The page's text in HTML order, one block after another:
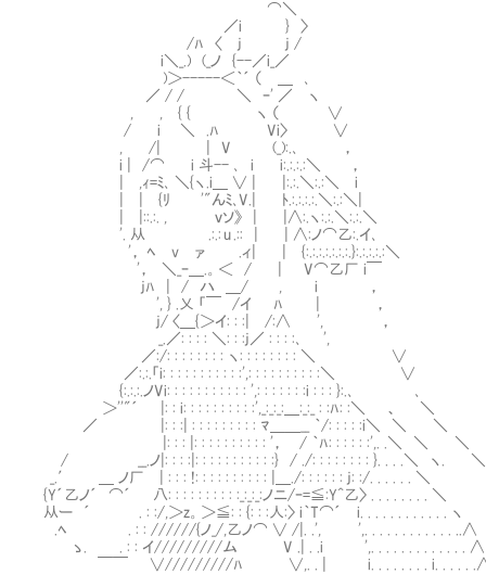
⌒＼
／i } 〉
/ﾊ 〈 j j /
i＼_.) (_ノ {--／i_／
)＞-----＜｀´ （ ＿ ､
／ / / ＼ ｰ' ／ ヽ
, , { { ヽ （ ∨
/ i ＼ .ﾊ Vi〉 ∨
, /| | V (_):.､ ，
i | /⌒ i 斗-- ､ i i:.:.:.:＼ ， んん
| ,ｨ=ﾐ､ ＼{ヽ.i＿ ∨ | |:.:.＼:.:＼ i
| | {ﾘ '"んﾐ､V.| ﾄ.:.:.:.:.＼:.:＼| これって
| |::.:. , ｖソ》 | |∧:.ヽ:.:.＼:.:.＼
'. 从 .:.: u .:: | | ∧:ノ⌒乙:.イ､ あ
'， ﾍ v ァ .ィ| | {:.:.:.:.:.:.:.}:.:.:.:.:＼
'， ＼_ｰ＿.。＜ / | V⌒乙厂 i￣
jﾊ | / ハ ＿/ , i ，
', } .乂 「￣ /イ ﾊ | ，
j/ 〈＿{＞イ: : :| /:∧ ', ，
_.／: : : : ＼: : :j／ : : : :､ ',
／:/: : : : : : : : ヽ: : : : : : : : ＼ ∨
／:.:.「i: : : : : : : : : : :',: : : : : : : : : :＼ ∨
{:.:.:.ノVi: : : : : : : : : : : ',: : : : : : :i : : : }:.､ ､
＞''"´ |: : i: : : : : : : : : :',_:_:_:＿:_:_ : :ﾊ: :＼ 、 ＼
／ |: : :| : : : : : : : : : ﾏ＿＿__ ｀/: : : : :i＼ ＼ ＼
|: : : |: : : : : : : : : : '， / ｀ﾊ: : : : : :',. .＼ ＼ ＼
/ __.ノ|: : : :|: : : : : : : : : : :} / ./: : : : : : : : }. . . .＼ ヽ. ＼
_.′ ＿ ノ厂 | : : : !: : : : : : : : : : |＿./: : : : : : j: :/. . . . . . ＼
{Y´乙ノ´ ⌒´ 八: : : : : : : : : :_:_:_:ノニ/ｰ=≦:Y^乙〉 . . . . . . . .
从ー ´ . : :/,＞z。＞≦: : {: : :人:〉 i｀T⌒´ i. . . . . . . . . . . .
.ﾍ . : : //////{ノ_/,乙ノ⌒ ∨ /|. .', ',. . . . . . . . . . .
ゝ. . : : イ/////////ム V .| . .i ',. . . . . . . . . . .
￣￣ ∨/////////ﾊ ∨,. . | i. . . . . . . . i. . . .